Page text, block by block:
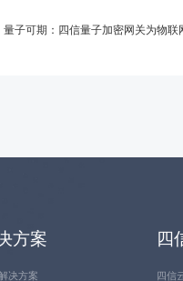
子可期：四信量子加密网关为物联
方案
决方案
四
四信